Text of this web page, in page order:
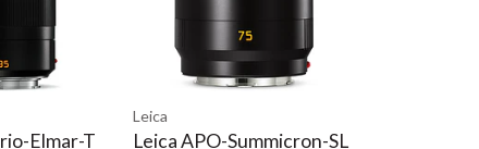
Elmar-T
Leica
Leica APO-Summicron-SL